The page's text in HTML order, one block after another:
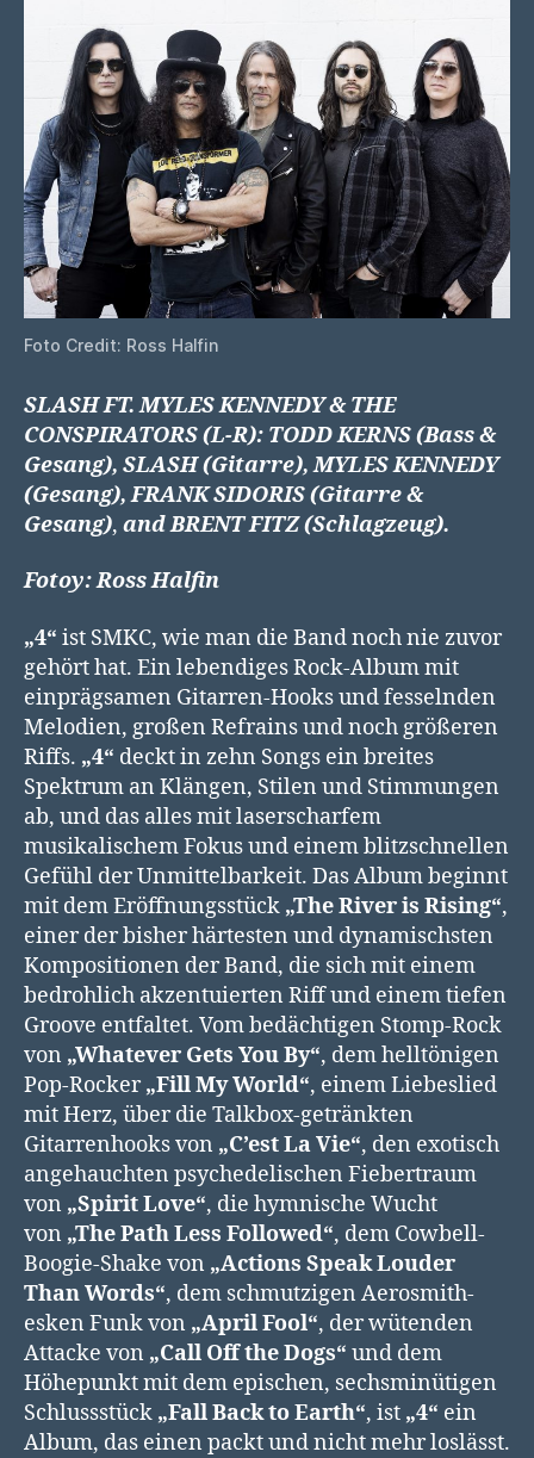
Foto Credit: Ross Halfin
SLASHFT. MYLES KENNEDY & THE
CONSPIRATORS (L-R): TODD KERNS (Bass &
Gesang), SLASH (Gitarre), MYLES KENNEDY
(Gesang), FRANK SIDORIS (Gitarre &
Gesang), and BRENT FITZ (Schlagzeug).
Fotoy: Ross Halfin
„4“ ist SMKC, wie man die Band noch nie zuvor
gehört hat. Ein lebendiges Rock-Album mit
einprägsamen Gitarren-Hooks und fesselnden
Melodien, großen Refrains und noch größeren
Riffs. „4“ deckt in zehn Songs ein breites
Spektrum an Klängen, Stilen und Stimmungen
ab, und das alles mit laserscharfem
musikalischem Fokus und einem blitzschnellen
Gefühl der Unmittelbarkeit. Das Album beginnt
mit dem Eröffnungsstück „The River is Rising“,
einer der bisher härtesten und dynamischsten
Kompositionen der Band, die sich mit einem
bedrohlich akzentuierten Riff und einem tiefen
Groove entfaltet. Vom bedächtigen Stomp-Rock
von „Whatever Gets You By“, dem helltönigen
Pop-Rocker „Fill My World“, einem Liebeslied
mit Herz, über die Talkbox-getränkten
Gitarrenhooks von „C’est La Vie“, den exotisch
angehauchten psychedelischen Fiebertraum
von „Spirit Love“, die hymnische Wucht
von „The Path Less Followed“, dem Cowbell-
Boogie-Shake von „Actions Speak Louder
Than Words“, dem schmutzigen Aerosmith-
esken Funk von „April Fool“, der wütenden
Attacke von „Call Off the Dogs“ und dem
Höhepunkt mit dem epischen, sechsminütigen
Schlussstück „Fall Back to Earth“, ist „4“ ein
Album, das einen packt und nicht mehr loslässt.